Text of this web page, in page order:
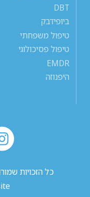
DBT
ביופידבק
טיפול משפחתי
טיפול פסיכולוגי
EMDR
היפנוזה
כל הזכויות שמורות